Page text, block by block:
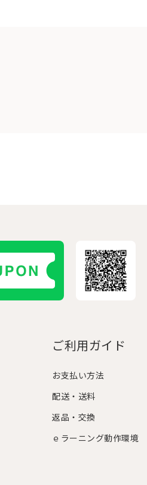
ご利用ガイド
お支払い方法
配送・送料
返品・交換
ｅラーニング動作環境